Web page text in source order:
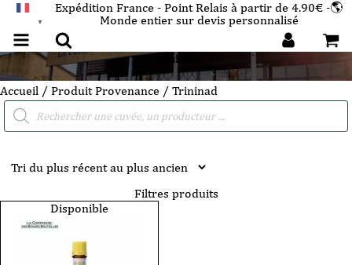
▼
Expédition France - Point Relais à partir de 4.90€ -🌎
Monde entier sur devis personnalisé
Trininad
Accueil / Produit Provenance / Trininad
Recherche
Filtres produits
Disponible